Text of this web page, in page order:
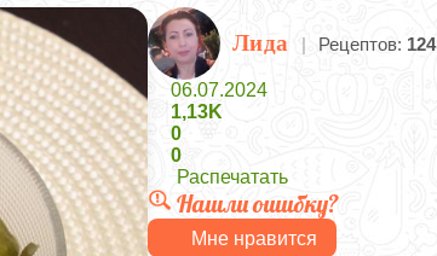
Лида | Рецептов: 124
06.07.2024
1,13K
0
0
Распечатать
Нашли ошибку?
Мне нравится